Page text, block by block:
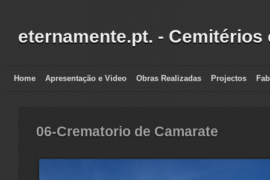
eternamente.pt. - Cemitérios
Home Apresentação e Video Obras Realizadas Projectos
06-Crematorio de Camarate